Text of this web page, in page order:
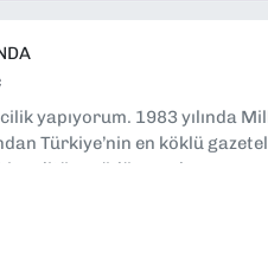
yapıyorum. 1983 yılında
Türkiye’nin en köklü
editör, müdür yardımcısı ve
Gazetesi'nde editörlük